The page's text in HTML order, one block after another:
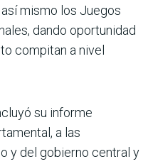
mismo los Juegos
dando oportunidad
compitan a nivel
su informe
a las
y del gobierno central y